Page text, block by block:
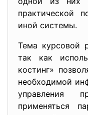
практической
иной системы.
Тема курсовой
так как
костинг»
необходимой
управления
применяться